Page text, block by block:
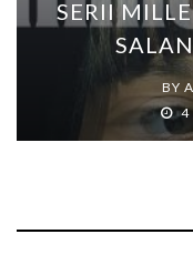
SERII
BY
4